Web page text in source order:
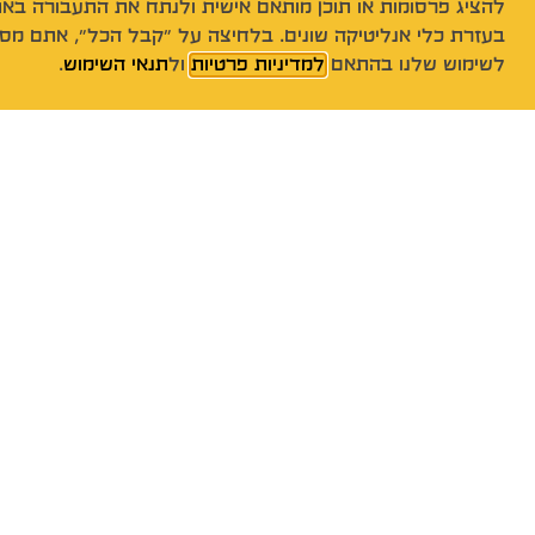
‏‎Hagai Pinto
להציג פרסומות או תוכן מותאם אישית ולנתח את התעבורה
בעזרת כלי אנליטיקה שונים. בלחיצה על "קבל הכל", אתם
לשימוש שלנו בהתאם למדיניות פרטיות ולתנאי השימוש.